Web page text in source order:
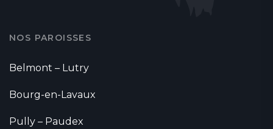
NOS PAROISSES
Belmont – Lutry
Bourg-en-Lavaux
Pully – Paudex